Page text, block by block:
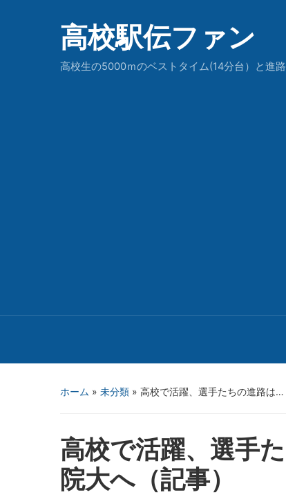
高校駅伝ファン
高校生の5000ｍのベストタイム(14分台）と進
ホーム » 未分類 » 高校で活躍、選手たちの進路は
高校で活躍、選手
院大へ（記事）